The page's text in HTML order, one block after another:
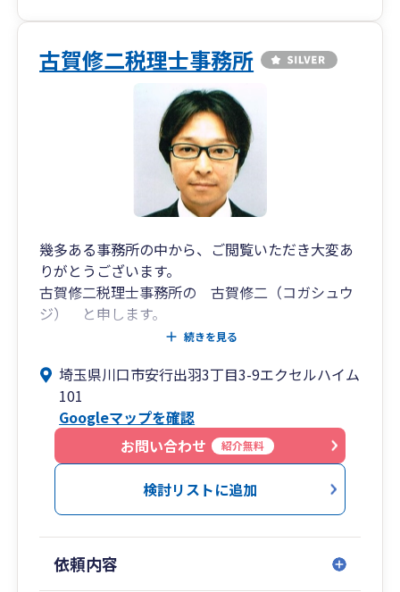
基盤強化のご支援に取り組んでおります。
どんな事業やご商売にも良い時もあれば悪い時も
ありますが、事業環境は激変しており、先の見え
ない状況が続いています。足元と守りを固め、前
を向いて経営を行うための経営管理の重要性がま
すます高まっています。
当事務所では、申告や記帳といった一般的な税理
士事務所としてのご相談から、適切な月次決算に
ご支援のみならず、経営者であれば誰しもが切っ
ても切れないお悩みである、連帯保証（経営者保
証ガイドライン）や事業の承継といった法人と個
人が密接に絡み合う分野への経営支援にも重きを
置いており、お会社と経営者さまのライフサイク
頑張るあなたにとって頼りになる最善の事務所を
目指し、クライアントの現在のステージと未来の
目指す姿を見据えた幅広な対応と最大限のご支援
を行っています。
また、コロナ期間が明けそれまで落ち着いていた
税務調査も件数が増加してきました。税務調査の
対応にお悩みのかたもご相談ください。
古賀修二税理士事務所
幾多ある事務所の中から、ご閲覧いただき大変あ
りがとうございます。
古賀修二税理士事務所の 古賀修二（コガシュウ
ジ） と申します。
帳・税務申告・節税などのお手伝いをさせていた
だきます。
レスポンスの速さには自信があり、スピーディな
問題解決に努めてまいります。
一般の事務所では税理士資格がない、知識も少な
い職員が担当になることもあるかと思われます
する体制を整えております。
続きを見る
埼玉県川口市安行出羽3丁目3-9エクセルハイム
101
Googleマップを確認
お問い合わせ
紹介無料
検討リストに追加
依頼内容